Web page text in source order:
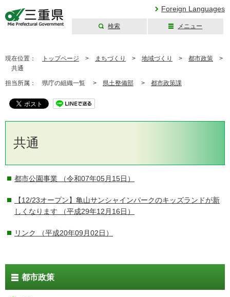
Foreign Languages
検索 メニュー
現在位置： トップページ > まちづくり > 地域づくり > 都市政策 >
共通
担当所属： 県庁の組織一覧 > 県土整備部 > 都市政策課
共通
都市公園事業 （令和07年05月15日）
【12/23オープン】亀山サンシャインパークのキッズランドが新
しくなります （平成29年12月16日）
リンク （平成20年09月02日）
都市政策